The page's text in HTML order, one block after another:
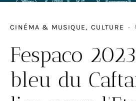
CINÉMA & MUSIQUE CULTURE
Fespaco
bleu du